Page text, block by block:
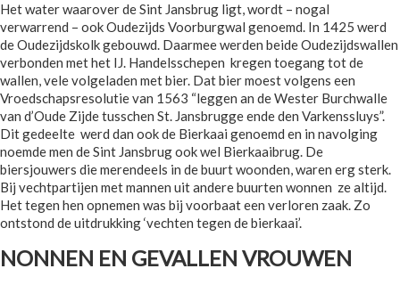
Het water waarover de Sint Jansbrug ligt, wordt – nogal
verwarrend – ook Oudezijds Voorburgwal genoemd. In 1425 werd
de Oudezijdskolk gebouwd. Daarmee werden beide Oudezijdswallen
verbonden met het IJ. Handelsschepen kregen toegang tot de
wallen, vele volgeladen met bier. Dat bier moest volgens een
Vroedschapsresolutie van 1563 “leggen an de Wester Burchwalle
van d’Oude Zijde tusschen St. Jansbrugge ende den Varkenssluys”.
Dit gedeelte werd dan ook de Bierkaai genoemd en in navolging
noemde men de Sint Jansbrug ook wel Bierkaaibrug. De
biersjouwers die merendeels in de buurt woonden, waren erg sterk.
Bij vechtpartijen met mannen uit andere buurten wonnen ze altijd.
Het tegen hen opnemen was bij voorbaat een verloren zaak. Zo
ontstond de uitdrukking ‘vechten tegen de bierkaai’.
NONNEN EN GEVALLEN VROUWEN